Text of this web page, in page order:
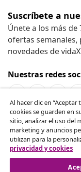
Suscríbete a
Únete a los más
ofertas
novedades de
Nuestras redes
Desistir del
Solicita la
Al hacer clic en
cookies se guarden en
sitio, analizar el uso del
marketing y anuncios
utilizan para la
privacidad y cookies